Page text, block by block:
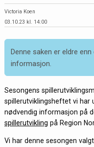
Victoria Koen
03.10.23 kl. 14:00
Denne saken er eldre
informasjon.
Sesongens
spillerutviklingsheftet vi har
nødvendig informasjon på
spillerutvikling på Region
Vi har denne sesongen